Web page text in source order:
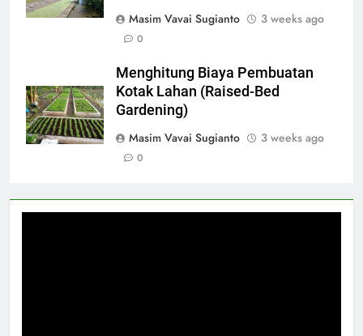
Masim Vavai Sugianto
3 weeks ago
0
Menghitung Biaya Pembuatan
Kotak Lahan (Raised-Bed
Gardening)
Masim Vavai Sugianto
3 weeks ago
0